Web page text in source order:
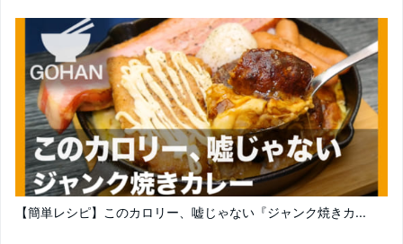
【簡単レシピ】このカロリー、嘘じゃない『ジャンク焼きカ...